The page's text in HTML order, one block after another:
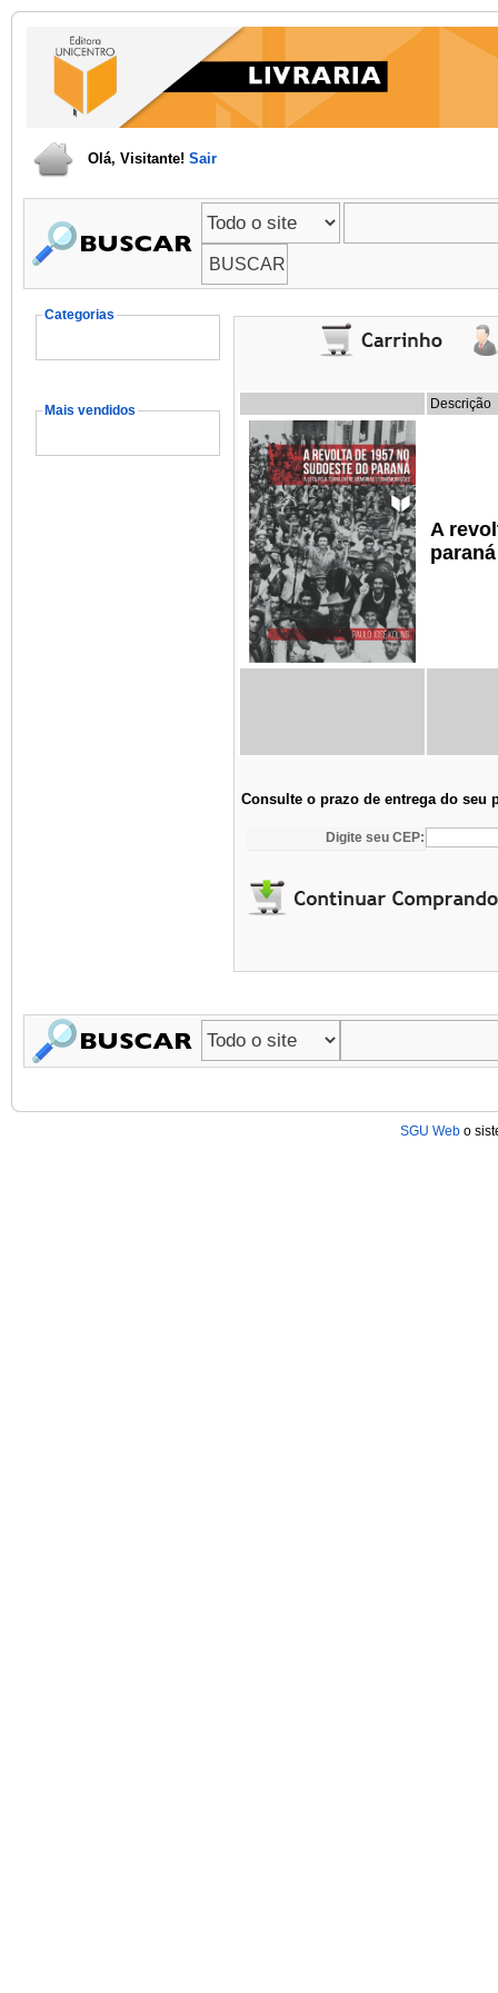
Olá, Visitante! Sair
Categorias
Mais vendidos Descrição
A
paraná
Consulte o prazo de entrega do seu
Digite seu CEP:
SGU Webo